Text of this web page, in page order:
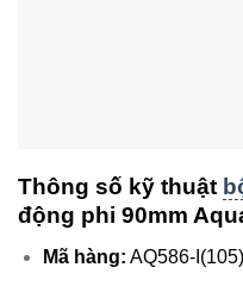
Thông số kỹ thuật
động phi 90mm
Mã hàng: AQ586-I(105)